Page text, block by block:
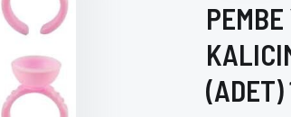
(ADET)